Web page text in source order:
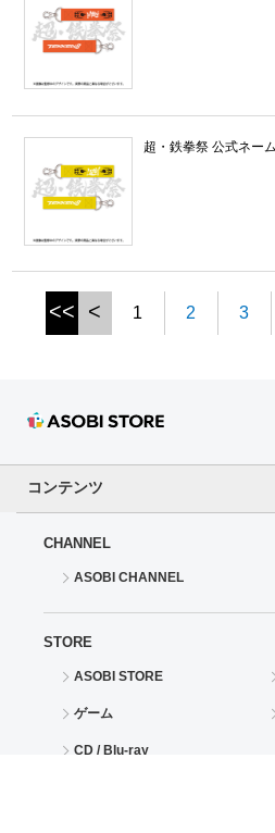
超・鉄拳祭 公式ネー
<< < 1 2 3
コンテンツ
CHANNEL
ASOBI CHANNEL
STORE
ASOBI STORE
ゲーム
CD / Blu-ray